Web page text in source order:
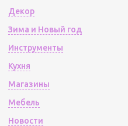
Декор
Зима и Новый год
Инструменты
Кухня
Магазины
Мебель
Новости